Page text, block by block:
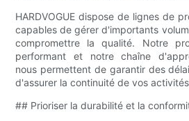
HARDVOGUE dispose de lignes de
capables de gérer d'importants
compromettre la qualité. Notre
performant et notre chaîne
nous permettent de garantir des
d'assurer la continuité de vos
## Prioriser la durabilité et la